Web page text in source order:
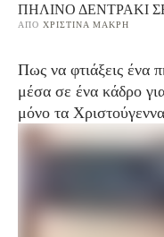
ΠΉΛΙΝΟ ΔΕΝΤΡΆΚΙ
ΑΠΌ ΧΡΙΣΤΊΝΑ ΜΑΚΡΉ
Πως να φτιάξεις ένα
μέσα σε ένα κάδρο
μόνο τα